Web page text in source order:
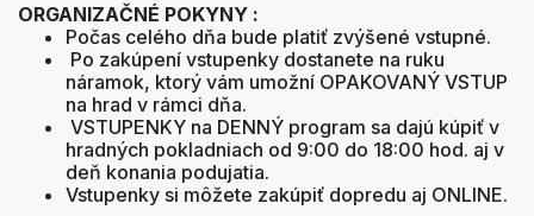
ORGANIZAČNÉ POKYNY :
Počas celého dňa bude platiť zvýšené vstupné.
Po zakúpení vstupenky dostanete na ruku
náramok, ktorý vám umožní OPAKOVANÝ VSTUP
na hrad v rámci dňa.
VSTUPENKY na DENNÝ program sa dajú kúpiť v
hradných pokladniach od 9:00 do 18:00 hod. aj v
deň konania podujatia.
Vstupenky si môžete zakúpiť dopredu aj ONLINE.